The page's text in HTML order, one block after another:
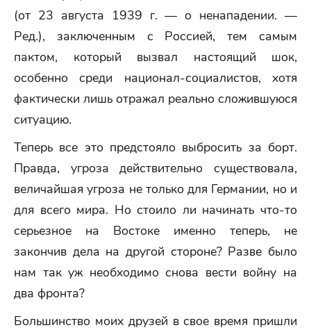
(от 23 августа 1939 г. — о ненападении. —
Ред.), заключенным с Россией, тем самым
пактом, который вызвал настоящий шок,
особенно среди национал-социалистов, хотя
фактически лишь отражал реально сложившуюся
ситуацию.
Теперь все это предстояло выбросить за борт.
Правда, угроза действительно существовала,
величайшая угроза не только для Германии, но и
для всего мира. Но стоило ли начинать что-то
серьезное на Востоке именно теперь, не
закончив дела на другой стороне? Разве было
нам так уж необходимо снова вести войну на
два фронта?
Большинство моих друзей в свое время пришли